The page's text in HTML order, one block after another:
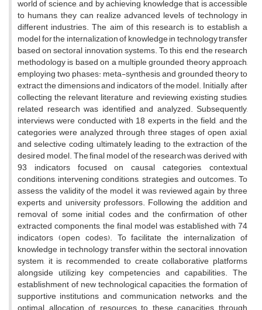
world of science, and by achieving knowledge that is accessible
to humans, they can realize advanced levels of technology in
different industries. The aim of this research is to establish a
model for the internalization of knowledge in technology transfer
based on sectoral innovation systems. To this end, the research
methodology is based on a multiple grounded theory approach,
employing two phases: meta-synthesis and grounded theory to
extract the dimensions and indicators of the model. Initially, after
collecting the relevant literature and reviewing existing studies,
related research was identified and analyzed. Subsequently,
interviews were conducted with 18 experts in the field, and the
categories were analyzed through three stages of open, axial,
and selective coding, ultimately leading to the extraction of the
desired model. The final model of the research was derived with
93 indicators focused on causal categories, contextual
conditions, intervening conditions, strategies, and outcomes. To
assess the validity of the model, it was reviewed again by three
experts and university professors. Following the addition and
removal of some initial codes and the confirmation of other
extracted components, the final model was established with 74
indicators (open codes). To facilitate the internalization of
knowledge in technology transfer within the sectoral innovation
system, it is recommended to create collaborative platforms
alongside utilizing key competencies and capabilities. The
establishment of new technological capacities, the formation of
supportive institutions and communication networks, and the